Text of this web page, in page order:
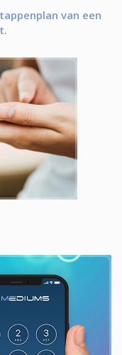
van een